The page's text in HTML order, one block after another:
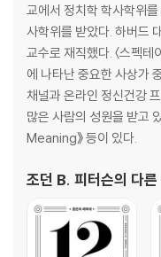
교에서 정치학 학사학위
사학위를 받았다. 하버드
교수로 재직했다. 〈스펙테
에 나타난 중요한 사상가
채널과 온라인 정신건강
많은 사람의 성원을 받고
Meaning》 등이 있다.
조던 B. 피터슨의 다른